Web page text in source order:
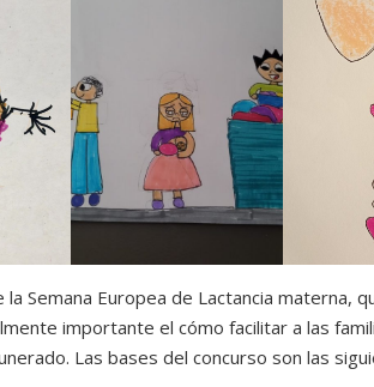
Semana Europea de Lactancia materna,
importante el cómo facilitar a las
Las bases del concurso son las